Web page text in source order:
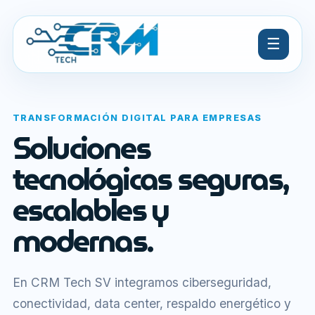
☰
TRANSFORMACIÓN DIGITAL PARA EMPRESAS
Soluciones
tecnológicas seguras,
escalables y
modernas.
En CRM Tech SV integramos ciberseguridad,
conectividad, data center, respaldo energético y